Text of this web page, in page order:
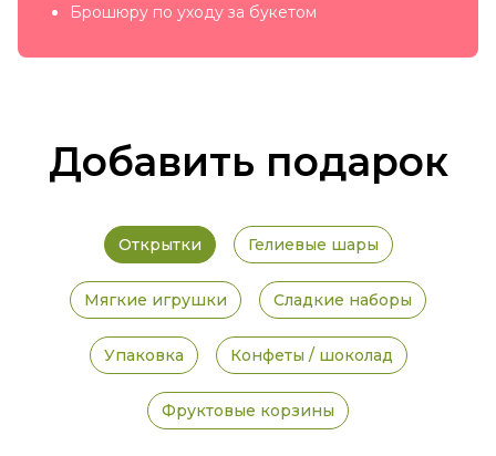
Брошюру по уходу за букетом
Добавить подарок
Открытки Гелиевые шары
Мягкие игрушки Сладкие наборы
Упаковка Конфеты / шоколад
Фруктовые корзины